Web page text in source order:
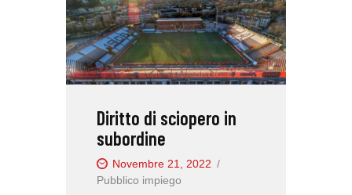
Diritto di sciopero in
subordine
Novembre 21, 2022
Pubblico impiego